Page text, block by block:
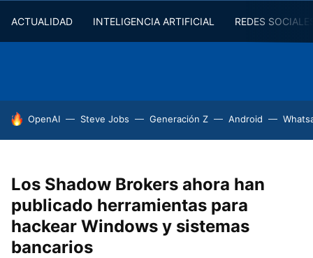
ACTUALIDAD INTELIGENCIA ARTIFICIAL REDES
HOY SE HABLA DE
OpenAI Steve Jobs Generación Z Android
Los Shadow Brokers ahora han
publicado herramientas para
hackear Windows y sistemas
bancarios